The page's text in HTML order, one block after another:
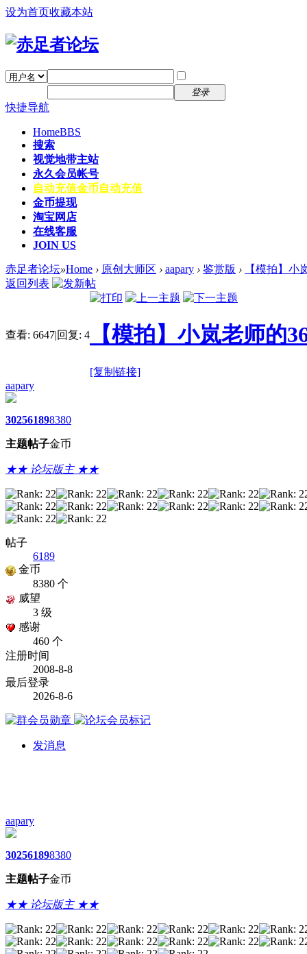
设为首页收藏本站
登录
快捷导航
HomeBBS
搜索
视觉地带主站
永久会员帐号
自动充值金币自动充值
金币提现
淘宝网店
在线客服
JOIN US
赤足者论坛»Home › 原创大师区 › aapary › 鉴赏版 ›
【模拍】小
返回列表
查看: 6647|回复: 4 【模拍】小岚老师的
[复制链接]
aapary
3025
主题
6189
帖子
8380
金币
★★ 论坛版主 ★★
帖子
6189
金币
8380 个
威望
3 级
感谢
460 个
注册时间
2008-8-8
最后登录
2026-8-6
发消息
aapary
3025
主题
6189
帖子
8380
金币
★★ 论坛版主 ★★